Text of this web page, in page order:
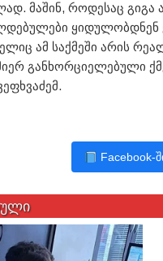
მაშინ, როდესაც
ყიდულობდნენ
ამ საქმეში არის
განხორციელებული
Facebook-